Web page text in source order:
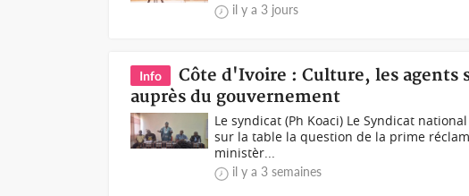
il y a 3 jours
Info
Côte d'Ivoire : Culture, les agents
auprès du gouvernement
Le syndicat (Ph Koaci) Le Syndicat
sur la table la question de la prime
ministèr...
il y a 3 semaines